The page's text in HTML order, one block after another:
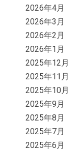
2026年4月
2026年3月
2026年2月
2026年1月
2025年12月
2025年11月
2025年10月
2025年9月
2025年8月
2025年7月
2025年6月